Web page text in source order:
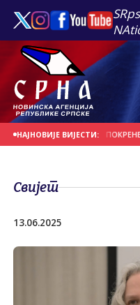
НАЈНОВИЈЕ ВИЈЕСТИ:
У БЕОГРАДУ ДА ПОКРЕНЕ
Свијет
13.06.2025